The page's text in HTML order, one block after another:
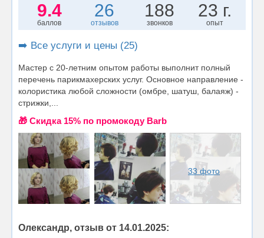
9.4
баллов
26
отзывов
188
звонков
23 г.
опыт
➡️ Все услуги и цены (25)
Мастер с 20-летним опытом работы выполнит полный
перечень парикмахерских услуг. Основное направление -
колористика любой сложности (омбре, шатуш, балаяж) -
стрижки,...
🎁 Cкидка 15% по промокоду Barb
33 фото
Олександр, отзыв от 14.01.2025: